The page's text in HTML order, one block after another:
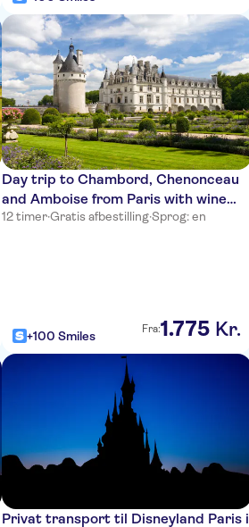
Day trip to Chambord, Chenonceau
and Amboise from Paris with wine
tasting
12 timer·Gratis afbestilling·Sprog: en
+100 Smiles Fra:1.775 Kr.
Privat transport til Disneyland Paris i